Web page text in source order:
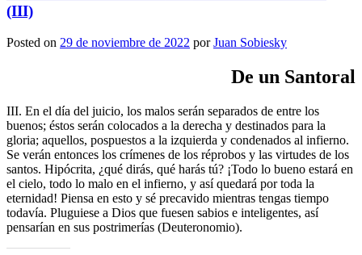
(III)
Posted on 29 de noviembre de 2022 porJuan Sobiesky
De un Santoral
III. En el día del juicio, los malos serán separados de entre los
buenos; éstos serán colocados a la derecha y destinados para la
gloria; aquellos, pospuestos a la izquierda y condenados al infierno.
Se verán entonces los crímenes de los réprobos y las virtudes de los
santos. Hipócrita, ¿qué dirás, qué harás tú? ¡Todo lo bueno estará en
el cielo, todo lo malo en el infierno, y así quedará por toda la
eternidad! Piensa en esto y sé precavido mientras tengas tiempo
todavía. Pluguiese a Dios que fuesen sabios e inteligentes, así
pensarían en sus postrimerías (Deuteronomio).